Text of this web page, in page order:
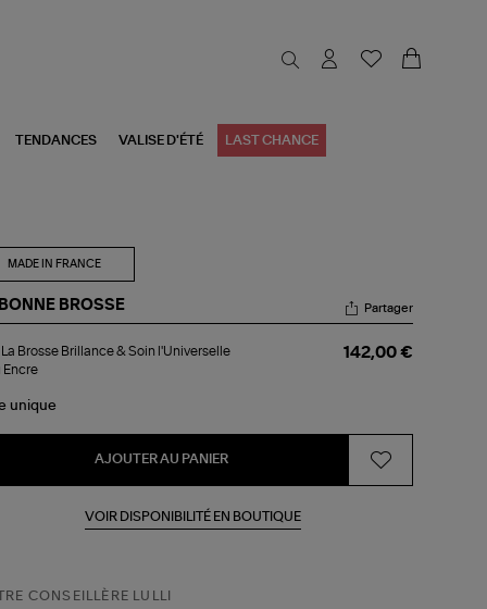
TENDANCES VALISE D'ÉTÉ LAST CHANCE
MADE IN FRANCE
BROSSE Partager
La Brosse Brillance & Soin l'Universelle
Encre
142,00 €
unique
AJOUTER AU PANIER
VOIR DISPONIBILITÉ EN BOUTIQUE
CONSEILLÈRE LULLI